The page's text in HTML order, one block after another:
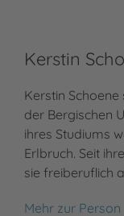
Kerstin
Kerstin
der Bergischen
ihres Studiums
Erlbruch. Seit
sie freiberuflich
Mehr zur Person